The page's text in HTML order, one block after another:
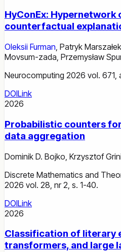
HyConEx:
counterfactual
Oleksii Furman, Patryk Marszałek
Movsum-zada, Przemysław
Neurocomputing 2026 vol. 671,
DOILink
2026
Probabilistic counters
data aggregation
Dominik D. Bojko Krzysztof
Discrete Mathematics and
2026 vol. 28, nr 2, s. 1-40.
DOILink
2026
Classification of literary
transformers, and large